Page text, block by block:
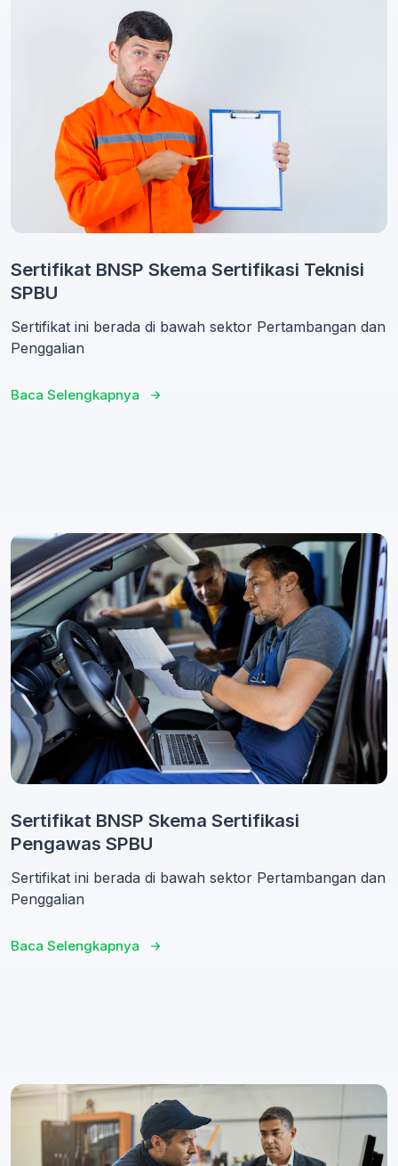
Sertifikat BNSP Skema Sertifikasi Teknisi
SPBU
Sertifikat ini berada di bawah sektor Pertambangan dan
Penggalian
Baca Selengkapnya
Sertifikat BNSP Skema Sertifikasi
Pengawas SPBU
Sertifikat ini berada di bawah sektor Pertambangan dan
Penggalian
Baca Selengkapnya